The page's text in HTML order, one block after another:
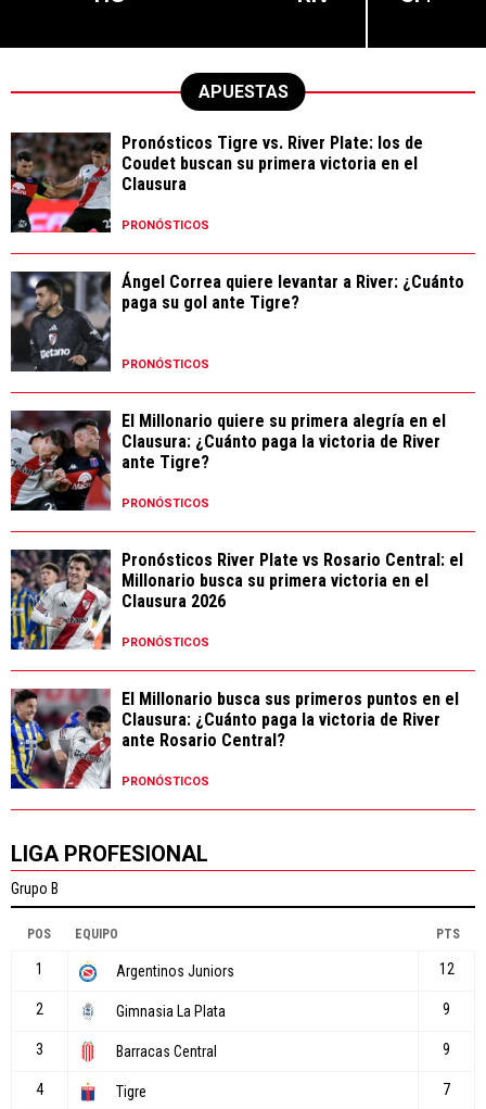
APUESTAS
Pronósticos Tigre vs. River Plate: los de
Coudet buscan su primera victoria en el
Clausura
PRONÓSTICOS
Ángel Correa quiere levantar a River: ¿Cuánto
paga su gol ante Tigre?
PRONÓSTICOS
El Millonario quiere su primera alegría en el
Clausura: ¿Cuánto paga la victoria de River
ante Tigre?
PRONÓSTICOS
Pronósticos River Plate vs Rosario Central: el
Millonario busca su primera victoria en el
Clausura 2026
PRONÓSTICOS
El Millonario busca sus primeros puntos en el
Clausura: ¿Cuánto paga la victoria de River
ante Rosario Central?
PRONÓSTICOS
LIGA PROFESIONAL